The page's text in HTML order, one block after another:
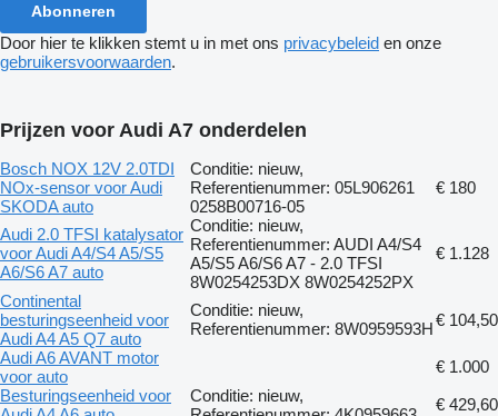
Abonneren
Door hier te klikken stemt u in met ons privacybeleid en onze
gebruikersvoorwaarden.
Prijzen voor Audi A7 onderdelen
Bosch NOX 12V 2.0TDI
NOx-sensor voor Audi
SKODA auto
Conditie: nieuw,
Referentienummer: 05L906261
0258B00716-05
€ 180
Audi 2.0 TFSI katalysator
voor Audi A4/S4 A5/S5
A6/S6 A7 auto
Conditie: nieuw,
Referentienummer: AUDI A4/S4
A5/S5 A6/S6 A7 - 2.0 TFSI
8W0254253DX 8W0254252PX
€ 1.128
Continental
besturingseenheid voor
Audi A4 A5 Q7 auto
Conditie: nieuw,
Referentienummer: 8W0959593H€ 104,50
Audi A6 AVANT motor
voor auto
€ 1.000
Besturingseenheid voor
Conditie: nieuw,
€ 429,60